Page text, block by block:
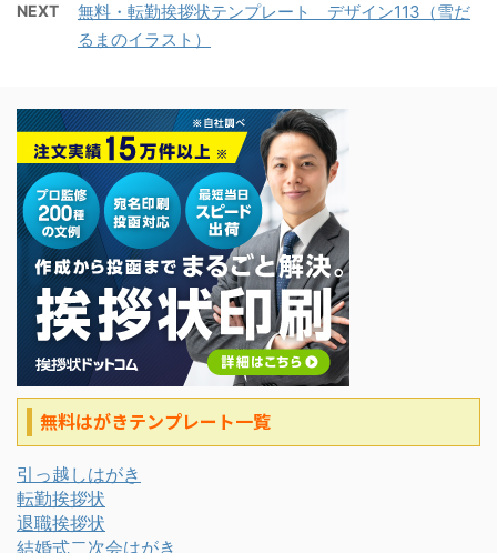
NEXT
無料・転勤挨拶状テンプレート デザイン113（雪だ
るまのイラスト）
無料はがきテンプレート一覧
引っ越しはがき
転勤挨拶状
退職挨拶状
結婚式二次会はがき